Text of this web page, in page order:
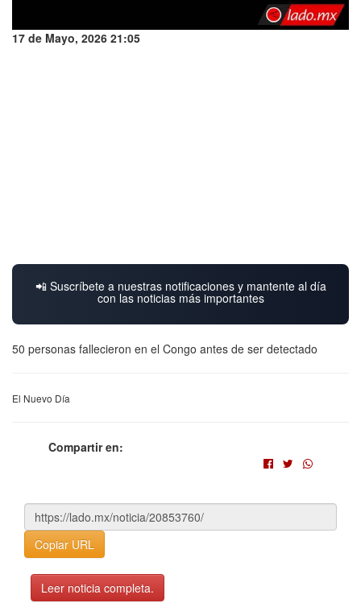
17 de Mayo, 2026 21:05
📲 Suscríbete a nuestras notificaciones y mantente al día
con las noticias más importantes
50 personas fallecieron en el Congo antes de ser detectado
El Nuevo Día
Compartir en:
Copiar URL
Leer noticia completa.